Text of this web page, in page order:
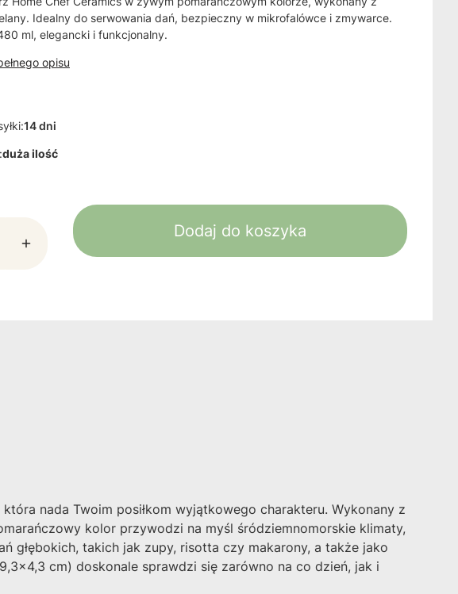
Idealny do serwowania dań, bezpieczny w mikrofalówce i zmywarce.
ml, elegancki i funkcjonalny.
opisu
14 dni
duża ilość
Dodaj do koszyka
nada Twoim posiłkom wyjątkowego charakteru. Wykonany z
kolor przywodzi na myśl śródziemnomorskie klimaty,
głębokich, takich jak zupy, risotta czy makarony, a także jako
cm) doskonale sprawdzi się zarówno na co dzień, jak i